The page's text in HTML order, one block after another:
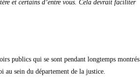
et certains d’entre vous. Cela devrait faciliter
publics qui se sont pendant longtemps montrés
sein du département de la justice.